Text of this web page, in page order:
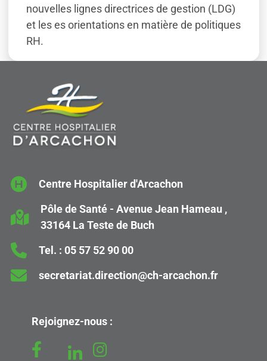
nouvelles lignes directrices de gestion (LDG)
et les es orientations en matière de politiques
RH.
Centre Hospitalier d'Arcachon
Pôle de Santé - Avenue Jean Hameau ,
33164 La Teste de Buch
Tel. : 05 57 52 90 00
secretariat.direction@ch-arcachon.fr
Rejoignez-nous :